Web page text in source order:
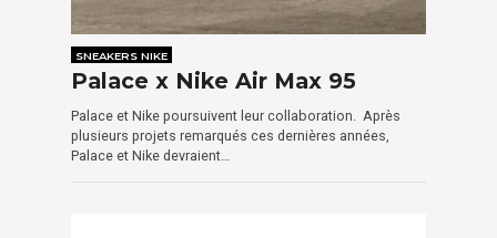
SNEAKERS NIKE
Palace x Nike Air Max 95
Palace et Nike poursuivent leur collaboration. Après
plusieurs projets remarqués ces dernières années,
Palace et Nike devraient…